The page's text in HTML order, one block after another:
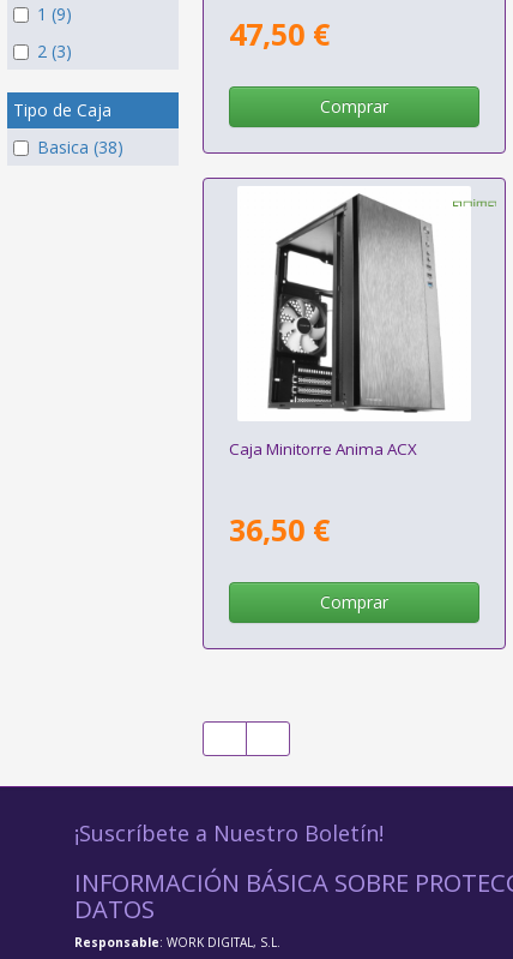
1 (9)
2 (3)
Tipo de Caja
Basica (38)
47,50 €
Comprar
Caja Minitorre Anima ACX
36,50 €
Comprar
¡Suscríbete a Nuestro Boletín!
INFORMACIÓN BÁSICA SOBRE
DATOS
Responsable: WORK DIGITAL, S.L.